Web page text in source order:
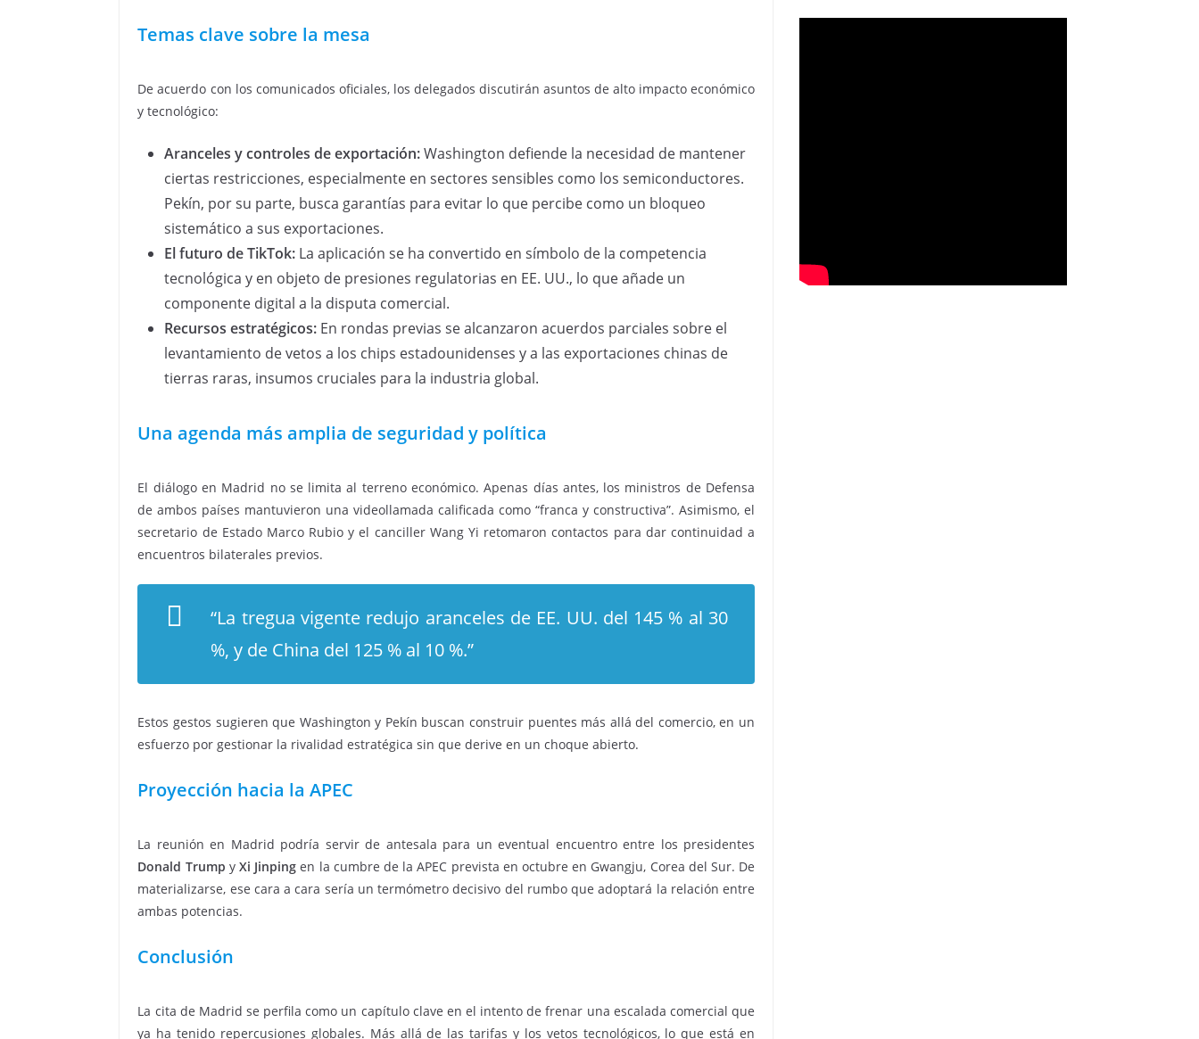
Temas clave sobre la mesa
De acuerdo con los comunicados oficiales, los delegados discutirán asuntos de alto impacto económico
y tecnológico:
Aranceles y controles de exportación:Washington defiende la necesidad de mantener
ciertas restricciones, especialmente en sectores sensibles como los semiconductores.
Pekín, por su parte, busca garantías para evitar lo que percibe como un bloqueo
sistemático a sus exportaciones.
El futuro de TikTok: La aplicación se ha convertido en símbolo de la competencia
tecnológica y en objeto de presiones regulatorias en EE. UU., lo que añade un
componente digital a la disputa comercial.
Recursos estratégicos: En rondas previas se alcanzaron acuerdos parciales sobre el
levantamiento de vetos a los chips estadounidenses y a las exportaciones chinas de
tierras raras, insumos cruciales para la industria global.
Una agenda más amplia de seguridad y política
El diálogo en Madrid no se limita al terreno económico. Apenas días antes, los ministros de Defensa
de ambos países mantuvieron una videollamada calificada como “franca y constructiva”. Asimismo, el
secretario de Estado Marco Rubio y el canciller Wang Yi retomaron contactos para dar continuidad a
encuentros bilaterales previos.
“La tregua vigente redujo aranceles de EE. UU. del 145 % al 30
%, y de China del 125 % al 10 %.”
Estos gestos sugieren que Washington y Pekín buscan construir puentes más allá del comercio, en un
esfuerzo por gestionar la rivalidad estratégica sin que derive en un choque abierto.
Proyección hacia la APEC
La reunión en Madrid podría servir de antesala para un eventual encuentro entre los presidentes
Donald Trump y Xi Jinping en la cumbre de la APEC prevista en octubre en Gwangju, Corea del Sur. De
materializarse, ese cara a cara sería un termómetro decisivo del rumbo que adoptará la relación entre
ambas potencias.
Conclusión
La cita de Madrid se perfila como un capítulo clave en el intento de frenar una escalada comercial que
ya ha tenido repercusiones globales. Más allá de las tarifas y los vetos tecnológicos, lo que está en